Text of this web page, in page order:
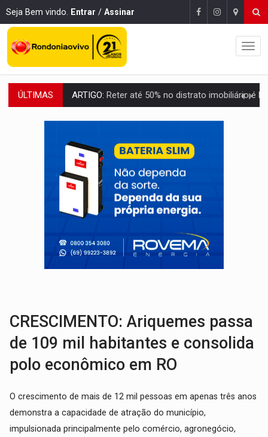
Seja Bem vindo. Entrar / Assinar
ÚLTIMAS DO HOSPITAL AO CAMPO: Veja as mais de 200 ações de Marcos
EXPANSÃO:Grupo Nova Era amplia presença em PVH e transforma Aramix
ROTA GLOBAL:PCC amplia presença internacional e transforma Brasil em
CONEXÃO RONDONIAOVIVO:
EXTENSÃO DE DANOS: Ferroviários pedem ao Iphan recuperação de área
VARIANDO O CARDÁPIO:Veja essa receita de carne assada para o
PREJUÍZO AOS ESTUDANTES:Greve dos professores em PVH é
CRESCIMENTO: Ariquemes passa
de 109 mil habitantes e consolida
polo econômico em RO
O crescimento de mais de 12 mil pessoas em apenas três anos
demonstra a capacidade de atração do município,
impulsionada principalmente pelo comércio, agronegócio,